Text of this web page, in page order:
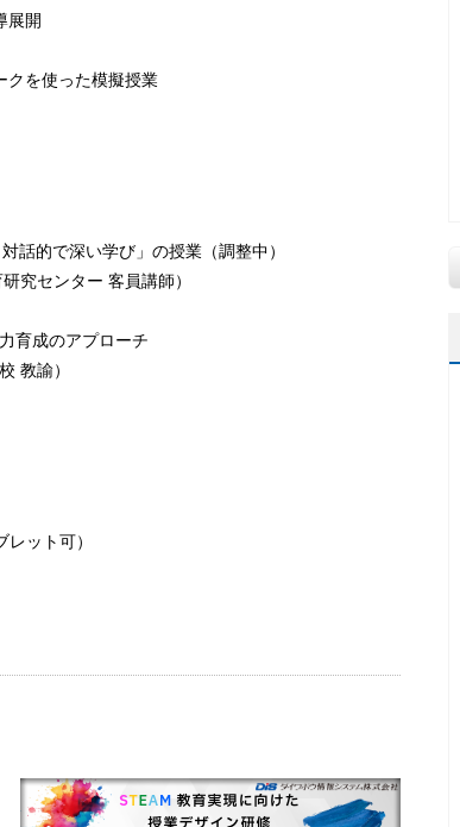
展開
クを使った模擬授業
話的で深い学び」の授業（調整中）
究センター 客員講師）
育成のアプローチ
教諭）
ット可）